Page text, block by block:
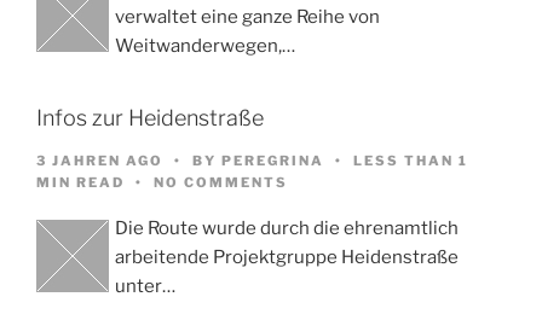
verwaltet eine ganze Reihe von
Weitwanderwegen,…
Infos zur Heidenstraße
3 JAHREN AGO BY PEREGRINA
LESS THAN 1
MIN READ
NO COMMENTS
Die Route wurde durch die ehrenamtlich
arbeitende Projektgruppe Heidenstraße
unter…